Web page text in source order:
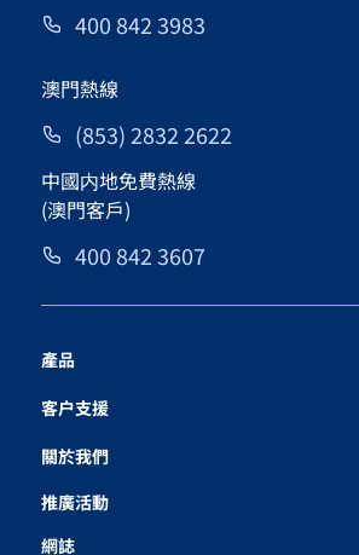
400 842 3983
澳門熱線
(853) 2832 2622
中國内地免費熱線
(澳門客戶)
400 842 3607
產品
客户支援
關於我們
推廣活動
網誌